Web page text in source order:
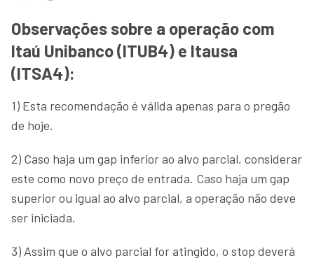
Observações sobre a operação com
Itaú Unibanco (ITUB4) e Itausa
(ITSA4):
1) Esta recomendação é válida apenas para o pregão
de hoje.
2) Caso haja um gap inferior ao alvo parcial, considerar
este como novo preço de entrada. Caso haja um gap
superior ou igual ao alvo parcial, a operação não deve
ser iniciada.
3) Assim que o alvo parcial for atingido, o stop deverá